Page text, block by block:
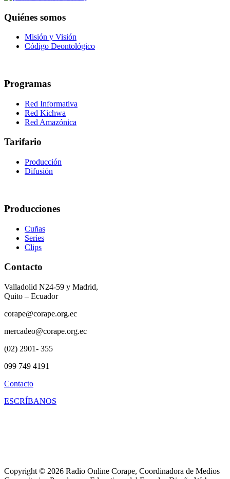
Quiénes somos
Misión y Visión
Código Deontológico
Programas
Red Informativa
Red Kichwa
Red Amazónica
Tarifario
Producción
Difusión
Producciones
Cuñas
Series
Clips
Contacto
Valladolid N24-59 y Madrid,
Quito – Ecuador
corape@corape.org.ec
mercadeo@corape.org.ec
(02) 2901- 355
099 749 4191
Contacto
ESCRÍBANOS
Copyright © 2026 Radio Online Corape, Coordinadora de Medios